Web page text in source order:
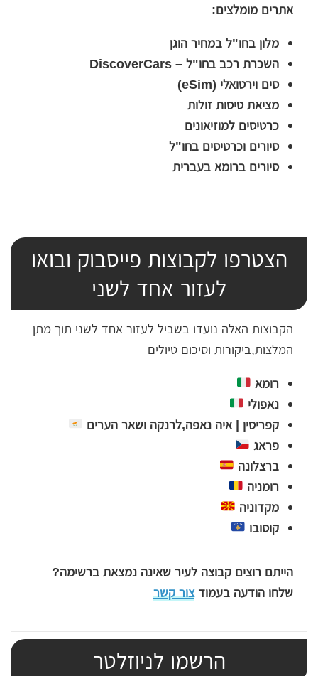
אתרים מומלצים:
מלון בחו"ל במחיר הוגן
השכרת רכב בחו"ל – DiscoverCars
סים וירטואלי (eSim)
מציאת טיסות זולות
כרטיסים למוזיאונים
סיורים וכרטיסים בחו"ל
סיורים ברומא בעברית
הצטרפו לקבוצות פייסבוק ובואו
לעזור אחד לשני
הקבוצות האלה נועדו בשביל לעזור אחד לשני תוך מתן
המלצות,ביקורות וסיכום טיולים
רומא
נאפולי
קפריסין | איה נאפה,לרנקה ושאר הערים
פראג
ברצלונה
רומניה
מקדוניה
קוסובו
הייתם רוצים קבוצה לעיר שאינה נמצאת ברשימה?
שלחו הודעה בעמודצור קשר
הרשמו לניוזלטר